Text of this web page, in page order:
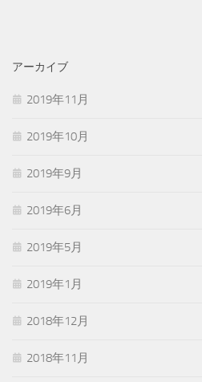
アーカイブ
2019年11月
2019年10月
2019年9月
2019年6月
2019年5月
2019年1月
2018年12月
2018年11月